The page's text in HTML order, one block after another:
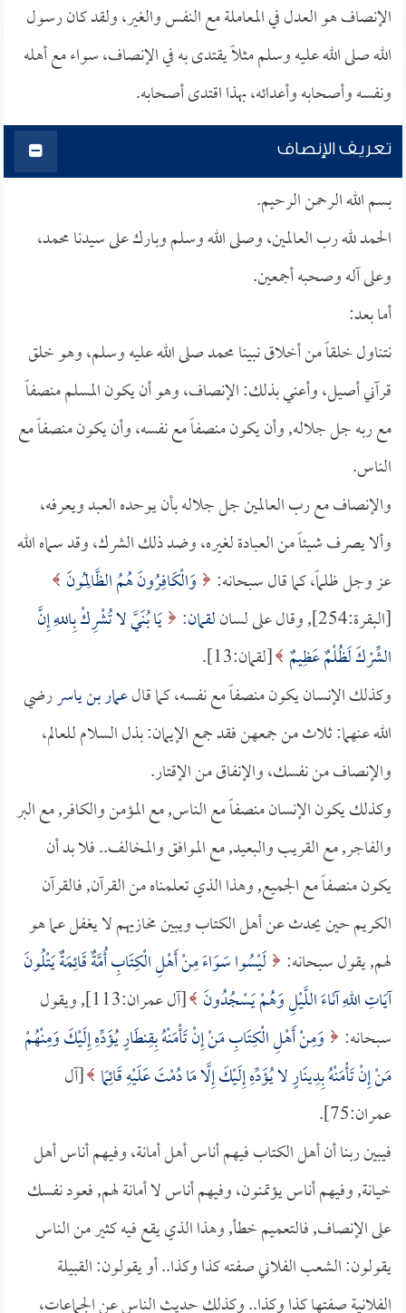
الإنصاف هو العدل في المعاملة مع النفس والغير، ولقد كان رسول
الله صلى الله عليه وسلم مثلاً يقتدى به في الإنصاف، سواء مع أهله
ونفسه وأصحابه وأعدائه، بهذا اقتدى أصحابه.
تعريف الإنصاف
بسم الله الرحمن الرحيم.
الحمد لله رب العالمين، وصلى الله وسلم وبارك على سيدنا محمد،
وعلى آله وصحبه أجمعين.
أما بعد:
نتناول خلقاً من أخلاق نبينا محمد صلى الله عليه وسلم، وهو خلق
قرآني أصيل، وأعني بذلك: الإنصاف، وهو أن يكون المسلم منصفاً
مع ربه جل جلاله, وأن يكون منصفاً مع نفسه، وأن يكون منصفاً مع
الناس.
والإنصاف مع رب العالمين جل جلاله بأن يوحده العبد ويعرفه،
وألا يصرف شيئاً من العبادة لغيره، وضد ذلك الشرك، وقد سماه الله
عز وجل ظلماً، كما قال سبحانه:
وَالْكَافِرُونَ هُمُ الظَّالِمُونَ
[البقرة:254], وقال على لسان
لقمان: يَا بُنَيَّ لا تُشْرِكْ بِاللهِ إِنَّ
الشِّرْكَ لَظُلْمٌ عَظِيمٌ [لقمان:13].
وكذلك الإنسان يكون منصفاً مع نفسه، كما قالعمار بن ياسررضي
الله عنهما: ثلاث من جمعهن فقد جمع الإيمان: بذل السلام للعالم،
والإنصاف من نفسك، والإنفاق من الإقتار.
وكذلك يكون الإنسان منصفاً مع الناس, مع المؤمن والكافر, مع البر
والفاجر, مع القريب والبعيد, مع الموافق والمخالف.. فلا بد أن
يكون منصفاً مع الجميع, وهذا الذي تعلمناه من القرآن, فالقرآن
الكريم حين يحدث عن أهل الكتاب ويبين مخازيهم لا يغفل عما هو
لهم, يقول سبحانه: لَيْسُوا سَوَاءً مِنْ أَهْلِ الْكِتَابِ أُمَّةٌ قَائِمَةٌ يَتْلُونَ
آيَاتِ اللهِ آنَاءَ اللَّيْلِ وَهُمْ يَسْجُدُونَ
[آل عمران:113], ويقول
سبحانه:
وَمِنْ أَهْلِ الْكِتَابِ مَنْ إِنْ تَأْمَنْهُ بِقِنطَارٍ يُؤَدِّهِ إِلَيْكَ وَمِنْهُمْ
مَنْ إِنْ تَأْمَنْهُ بِدِينَارٍ لا يُؤَدِّهِ إِلَيْكَ إِلَّا مَا دُمْتَ عَلَيْهِ قَائِمًا [آل
عمران:75].
فيبين ربنا أن أهل الكتاب فيهم أناس أهل أمانة، وفيهم أناس أهل
خيانة, وفيهم أناس يؤتمنون، وفيهم أناس لا أمانة لهم, فعود نفسك
على الإنصاف, فالتعميم خطأ, وهذا الذي يقع فيه كثير من الناس
يقولون: الشعب الفلاني صفته كذا وكذا.. أو يقولون: القبيلة